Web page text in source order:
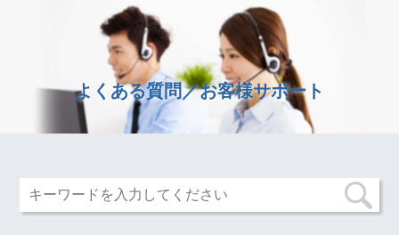
よくある質問／お客様サポート